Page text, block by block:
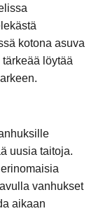
kotona asuva
löytää
uusia taitoja.
vanhukset
aikaan